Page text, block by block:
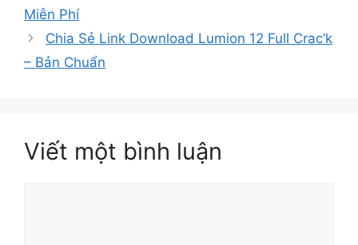
Miễn Phí
Chia Sẻ Link Download Lumion 12 Full Crac’k
– Bản Chuẩn
Viết một bình luận